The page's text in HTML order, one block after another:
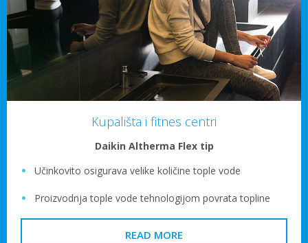
Kupališta i fitnes centri
Daikin Altherma Flex tip
Učinkovito osigurava velike količine tople vode
Proizvodnja tople vode tehnologijom povrata topline
READ MORE